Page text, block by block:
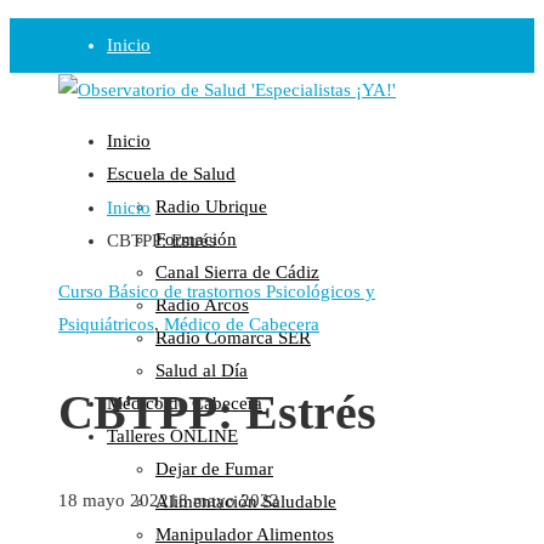
Inicio
Observatorio
Opinión
Radio
Guadalinfo Salud
Radio Guadalete
COPE Pontevedra
Salud en Radio Ubrique
Salud en Verano
Plataforma
Manifiestos
Comunicados
En nuestra Web
Inicio
Escuela de Salud
Radio Ubrique
Formación
Canal Sierra de Cádiz
Radio Arcos
Radio Comarca SER
Salud al Día
Médico de Cabecera
Talleres ONLINE
Dejar de Fumar
Alimentación Saludable
Manipulador Alimentos
Inicio
CBTPP: Estrés
Curso Básico de trastornos Psicológicos y
Psiquiátricos, Médico de Cabecera
CBTPP: Estrés
18 mayo 202218 mayo 2022